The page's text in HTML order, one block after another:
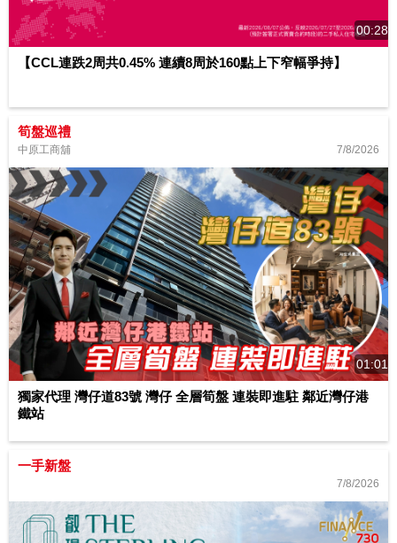
00:28
【CCL連跌2周共0.45% 連續8周於160點上下窄幅爭持】
筍盤巡禮
中原工商舖 7/8/2026
01:01
獨家代理 灣仔道83號 灣仔 全層筍盤 連裝即進駐 鄰近灣仔港
鐵站
一手新盤
7/8/2026